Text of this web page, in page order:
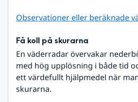
Observationer eller beräknade
Få koll på skurarna
En väderradar övervakar
med hög upplösning i både tid
ett värdefullt hjälpmedel när
skurarna.